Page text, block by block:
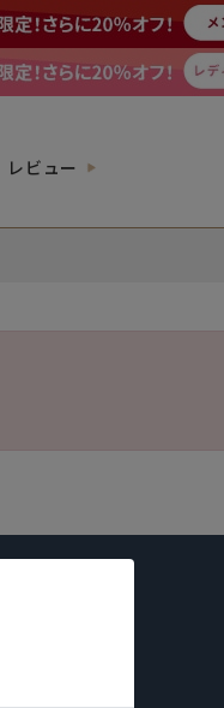
レビュー